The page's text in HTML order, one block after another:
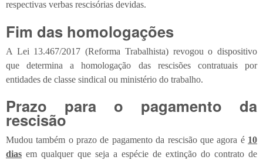
respectivas verbas rescisórias devidas.
Fim das homologações
A Lei 13.467/2017 (Reforma Trabalhista) revogou o dispositivo
que determina a homologação das rescisões contratuais por
entidades de classe sindical ou ministério do trabalho.
Prazo para o pagamento da
rescisão
Mudou também o prazo de pagamento da rescisão que agora é 10
dias em qualquer que seja a espécie de extinção do contrato de